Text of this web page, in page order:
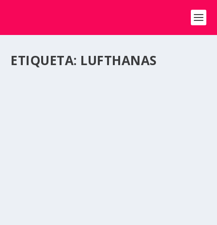
ETIQUETA: LUFTHANAS